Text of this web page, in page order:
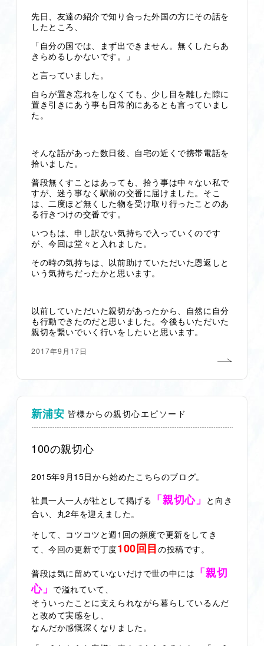
先日、友達の紹介で知り合った外国の方にその話を
したところ、
「自分の国では、まず出できません。無くしたらあ
きらめるしかないです。」
と言っていました。
自らが置き忘れをしなくても、少し目を離した隙に
置き引きにあう事も日常的にあるとも言っていまし
た。
そんな話があった数日後、自宅の近くで携帯電話を
拾いました。
普段無くすことはあっても、拾う事は中々ない私で
すが、迷う事なく駅前の交番に届けました。そこ
は、二度ほど無くした物を受け取り行ったことのあ
る行きつけの交番です。
いつもは、申し訳ない気持ちで入っていくのです
が、今回は堂々と入れました。
その時の気持ちは、以前助けていただいた恩返しと
いう気持ちだったかと思います。
以前していただいた親切があったから、自然に自分
も行動できたのだと思いました。今後もいただいた
親切を繋いでいく行いをしたいと思います。
2017年9月17日
新浦安 皆様からの親切心エピソード
100の親切心
2015年9月15日から始めたこちらのブログ。
社員一人一人が社として掲げる 「親切心」 と向き
合い、 丸2年を迎えました。
そして、コツコツと週1回の頻度で更新をしてき
て、今回の更新で丁度100回目の投稿です。
普段は気に留めていないだけで世の中には 「親切
心」 で溢れていて、
そういったことに支えられながら暮らしているんだ
と改めて実感をし、
なんだか感慨深くなりました。